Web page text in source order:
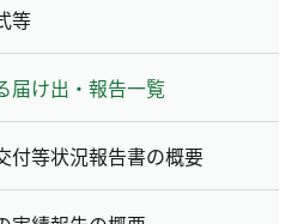
等
届け出・報告一覧
付等状況報告書の概要